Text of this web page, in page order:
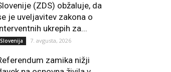
(ZDS) obžaluje, da
je uveljavitev zakona o
ukrepih za...
Slovenija 7. avgusta, 2026
zamika nižji